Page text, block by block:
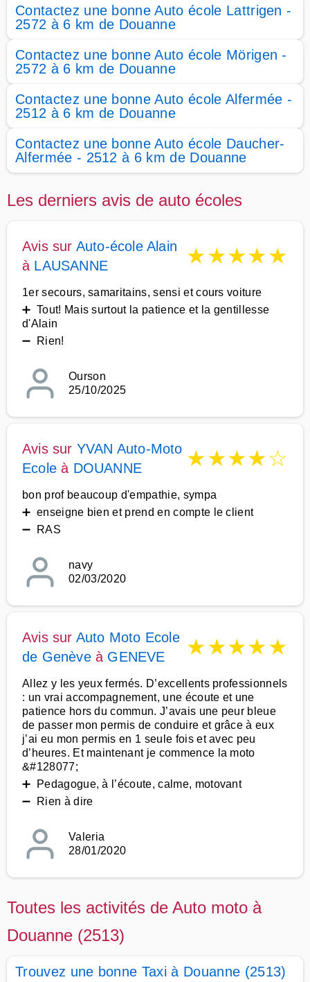
Contactez une bonne Auto école Lattrigen -
2572 à 6 km de Douanne
Contactez une bonne Auto école Mörigen -
2572 à 6 km de Douanne
Contactez une bonne Auto école Alfermée -
2512 à 6 km de Douanne
Contactez une bonne Auto école Daucher-
Alfermée - 2512 à 6 km de Douanne
Les derniers avis de auto écoles
Avis sur Auto-école Alain
à LAUSANNE ★★★★★
1er secours, samaritains, sensi et cours voiture
➕ Tout! Mais surtout la patience et la gentillesse
d'Alain
➖ Rien!
Ourson
25/10/2025
Avis sur YVAN Auto-Moto
Ecole à DOUANNE ★★★★☆
bon prof beaucoup d'empathie, sympa
➕ enseigne bien et prend en compte le client
➖ RAS
navy
02/03/2020
Avis sur Auto Moto Ecole
de Genèveà GENEVE ★★★★★
Allez y les yeux fermés. D’excellents professionnels
: un vrai accompagnement, une écoute et une
patience hors du commun. J’avais une peur bleue
de passer mon permis de conduire et grâce à eux
j’ai eu mon permis en 1 seule fois et avec peu
d’heures. Et maintenant je commence la moto
&#128077;
➕ Pedagogue, à l’écoute, calme, motovant
➖ Rien à dire
Valeria
28/01/2020
Toutes les activités de Auto moto à
Douanne (2513)
Trouvez une bonne Taxi à Douanne (2513)